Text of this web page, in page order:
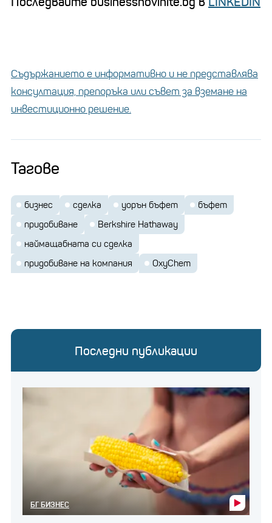
Съдържанието е информативно и не представлява
консултация, препоръка или съвет за вземане на
инвестиционно решение.
Тагове
бизнес сделка уорън бъфет
бъфет
придобиване
Berkshire Hathaway
наймащабната си сделка
придобиване на компания
OxyChem
Последни публикации
БГ БИЗНЕС